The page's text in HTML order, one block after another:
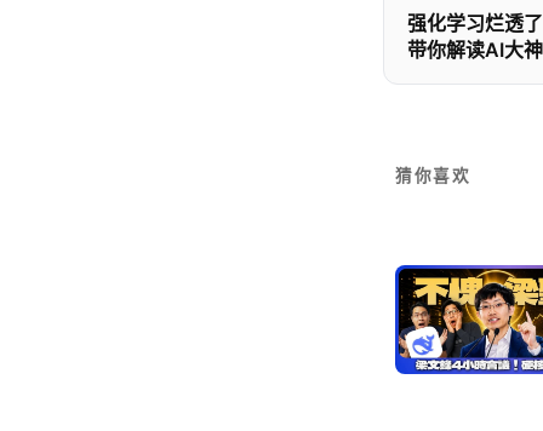
强化学习烂透
带你解读AI大
猜你喜欢